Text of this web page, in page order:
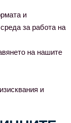
и
за работа на
на нашите
и